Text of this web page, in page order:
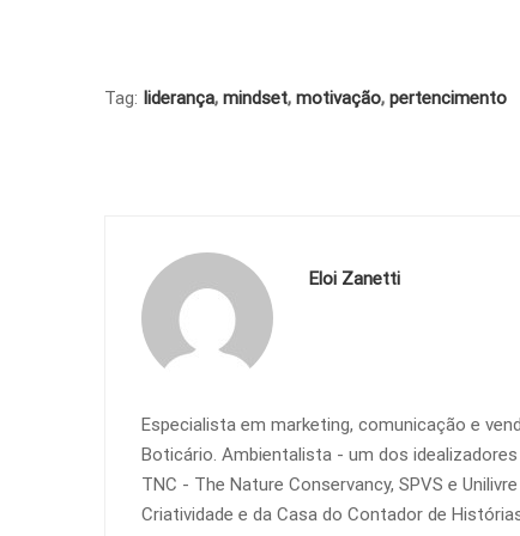
Tag: liderança, mindset, motivação, pertencimento
Eloi Zanetti
Especialista em marketing, comunicação e
Boticário. Ambientalista - um dos
TNC - The Nature Conservancy, SPVS e
Criatividade e da Casa do Contador de